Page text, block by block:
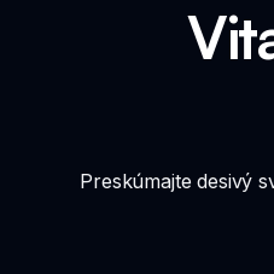
Preskúmajte desivý